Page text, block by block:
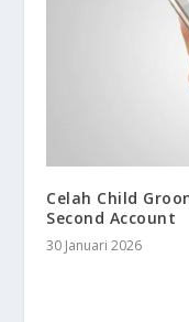
Celah Child
Second Account
30 Januari 2026